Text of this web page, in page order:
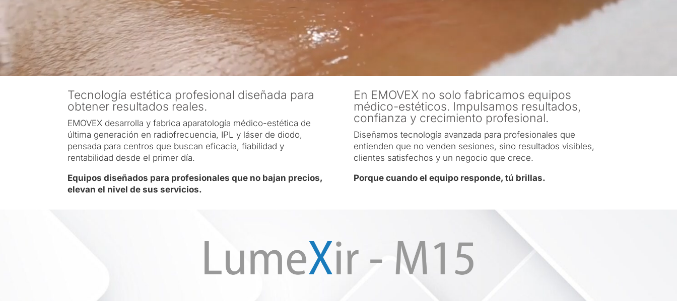
Tecnología estética profesional diseñada para
obtener resultados reales.
EMOVEX desarrolla y fabrica aparatología médico-estética de
última generación en radiofrecuencia, IPL y láser de diodo,
pensada para centros que buscan eficacia, fiabilidad y
rentabilidad desde el primer día.
Equipos diseñados para profesionales que no bajan precios,
elevan el nivel de sus servicios.
En EMOVEX no solo fabricamos equipos
médico-estéticos. Impulsamos resultados,
confianza y crecimiento profesional.
Diseñamos tecnología avanzada para profesionales que
entienden que no venden sesiones, sino resultados visibles,
clientes satisfechos y un negocio que crece.
Porque cuando el equipo responde, tú brillas.